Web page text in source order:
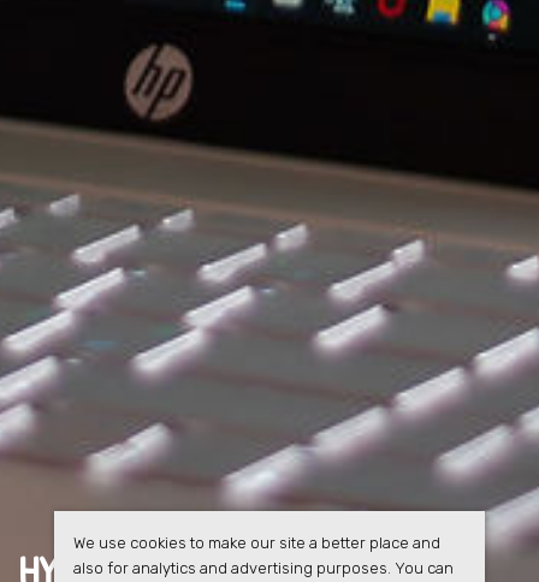
HYRESGÄSTERNA FÅRFULL
We use cookies to make our site a better place and
also for analytics and advertising purposes. You can